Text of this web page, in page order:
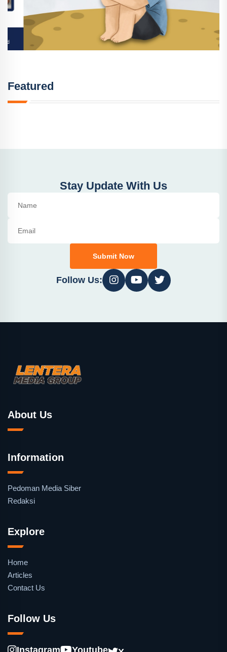
Featured
Stay Update With Us
Submit Now
Follow Us:
About Us
Information
Pedoman Media Siber
Redaksi
Explore
Home
Articles
Contact Us
Follow Us
Instagram Youtube